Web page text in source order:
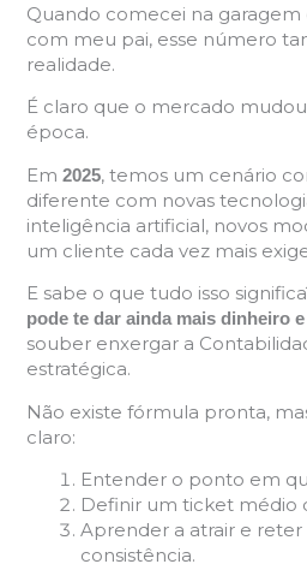
Quando comecei na garagem
com meu pai, esse número
realidade.
É claro que o mercado
época.
Em 2025, temos um cenário
diferente com novas
inteligência artificial, novos
um cliente cada vez mais
E sabe o que tudo isso
pode te dar ainda mais dinheiro
souber enxergar a
estratégica.
Não existe fórmula pronta,
claro:
Entender o ponto em
Definir um ticket médio
Aprender a atrair e
consistência.